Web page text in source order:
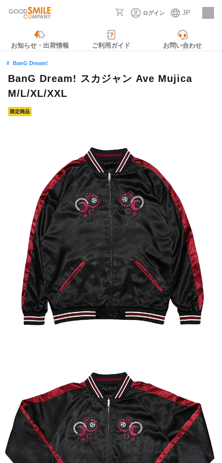
ログイン JP
採用情報
お知らせ・出荷情報 ご利用ガイド お問い合わせ
BanG Dream!
BanG Dream! スカジャン Ave Mujica
M/L/XL/XXL
限定商品